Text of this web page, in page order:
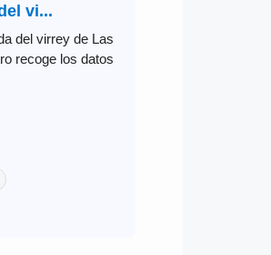
vi...
del virrey de Las
recoge los datos